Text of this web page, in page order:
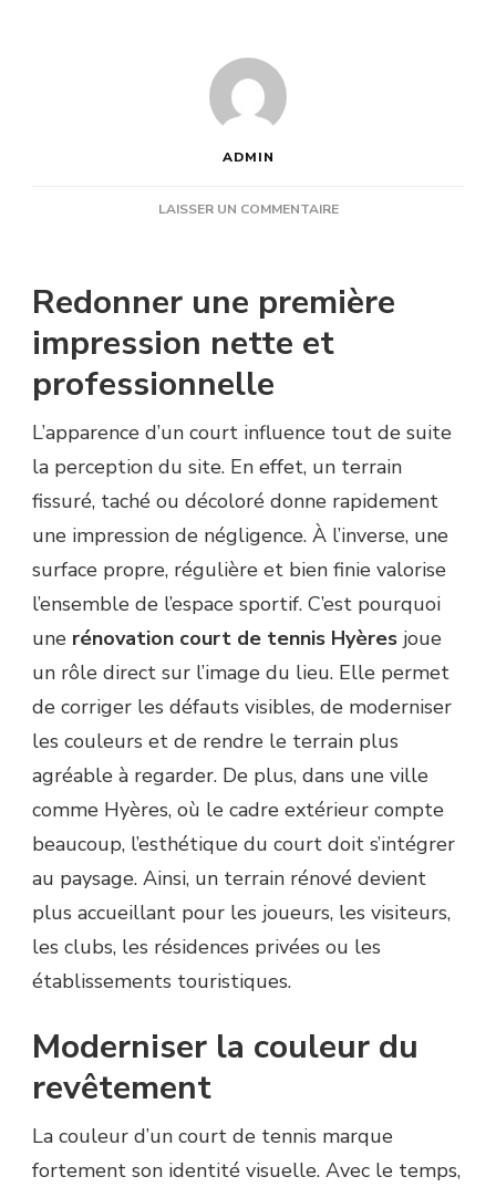
ADMIN
LAISSER UN COMMENTAIRESUR
COURT
AMÉLIORER
L’ESTHÉTIQUE
SITE
?
Redonner une première
impression nette et
professionnelle
L’apparence d’un court influence tout de suite
la perception du site. En effet, un terrain
fissuré, taché ou décoloré donne rapidement
une impression de négligence. À l’inverse, une
surface propre, régulière et bien finie valorise
l’ensemble de l’espace sportif. C’est pourquoi
une rénovation court de tennis Hyères joue
un rôle direct sur l’image du lieu. Elle permet
de corriger les défauts visibles, de moderniser
les couleurs et de rendre le terrain plus
agréable à regarder. De plus, dans une ville
comme Hyères, où le cadre extérieur compte
beaucoup, l’esthétique du court doit s’intégrer
au paysage. Ainsi, un terrain rénové devient
plus accueillant pour les joueurs, les visiteurs,
les clubs, les résidences privées ou les
établissements touristiques.
Moderniser la couleur du
revêtement
La couleur d’un court de tennis marque
fortement son identité visuelle. Avec le temps,